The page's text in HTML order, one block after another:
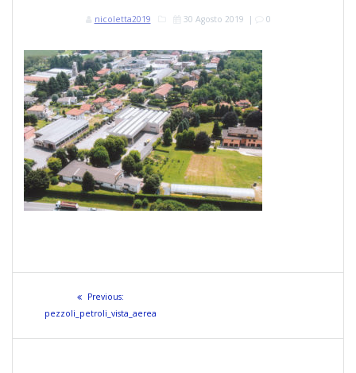
nicoletta2019 30 Agosto 2019 | 0
Navigazione
articoli
Previous:
post:
pezzoli_petroli_vista_aerea